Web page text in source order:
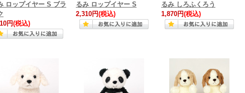
ロップイヤー S ブラ
円(税込)
るみ ロップイヤー S
2,310円(税込)
るみ しろふくろう
1,870円(税込)